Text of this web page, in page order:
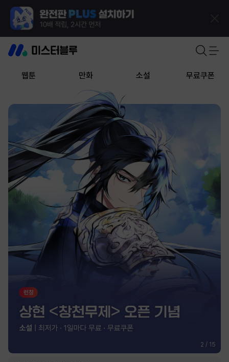
웹툰 만화 소설 무료쿠폰
2 / 15